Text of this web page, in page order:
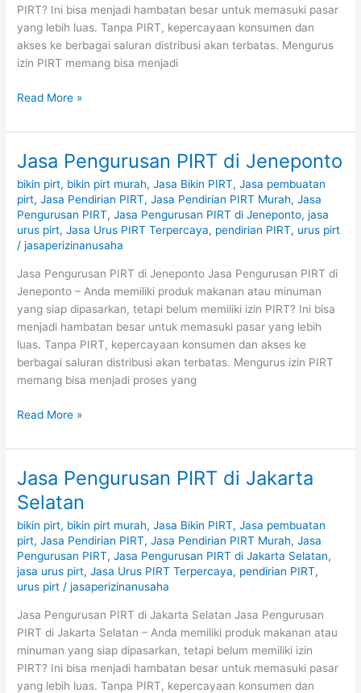
PIRT? Ini bisa menjadi hambatan besar untuk memasuki pasar
yang lebih luas. Tanpa PIRT, kepercayaan konsumen dan
akses ke berbagai saluran distribusi akan terbatas. Mengurus
izin PIRT memang bisa menjadi
Read More »
Jasa Pengurusan PIRT di Jeneponto
bikin pirt, bikin pirt murah,Jasa Bikin PIRT,Jasa pembuatan
pirt,Jasa Pendirian PIRT,Jasa Pendirian PIRT Murah,Jasa
Pengurusan PIRT,Jasa Pengurusan PIRT di Jeneponto,jasa
urus pirt,Jasa Urus PIRT Terpercaya, pendirian PIRT, urus pirt
/jasaperizinanusaha
Jasa Pengurusan PIRT di Jeneponto Jasa Pengurusan PIRT di
Jeneponto – Anda memiliki produk makanan atau minuman
yang siap dipasarkan, tetapi belum memiliki izin PIRT? Ini bisa
menjadi hambatan besar untuk memasuki pasar yang lebih
luas. Tanpa PIRT, kepercayaan konsumen dan akses ke
berbagai saluran distribusi akan terbatas. Mengurus izin PIRT
memang bisa menjadi proses yang
Jasa
PIRT
di
Jeneponto
Read More »
Jasa Pengurusan PIRT di Jakarta
Selatan
bikin pirt, bikin pirt murah,Jasa Bikin PIRT,Jasa pembuatan
pirt,Jasa Pendirian PIRT,Jasa Pendirian PIRT Murah,Jasa
Pengurusan PIRT,Jasa Pengurusan PIRT di Jakarta Selatan,
jasa urus pirt,Jasa Urus PIRT Terpercaya, pendirian PIRT,
urus pirt /jasaperizinanusaha
Jasa Pengurusan PIRT di Jakarta Selatan Jasa Pengurusan
PIRT di Jakarta Selatan – Anda memiliki produk makanan atau
minuman yang siap dipasarkan, tetapi belum memiliki izin
PIRT? Ini bisa menjadi hambatan besar untuk memasuki pasar
yang lebih luas. Tanpa PIRT, kepercayaan konsumen dan
Jasa
Pengurusan
PIRT
di
Jakarta
Selatan